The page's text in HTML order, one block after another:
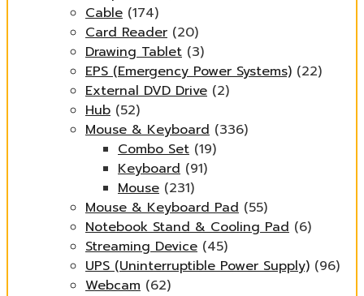
Cable (174)
Card Reader (20)
Drawing Tablet (3)
EPS (Emergency Power Systems) (22)
External DVD Drive (2)
Hub (52)
Mouse & Keyboard (336)
Combo Set (19)
Keyboard (91)
Mouse (231)
Mouse & Keyboard Pad (55)
Notebook Stand & Cooling Pad (6)
Streaming Device (45)
UPS (Uninterruptible Power Supply) (96)
Webcam (62)